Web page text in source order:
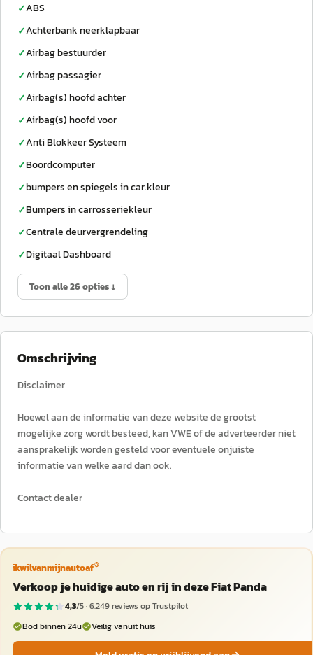
✓ABS
✓Achterbank neerklapbaar
✓Airbag bestuurder
✓Airbag passagier
✓Airbag(s) hoofd achter
✓Airbag(s) hoofd voor
✓Anti Blokkeer Systeem
✓Boordcomputer
✓bumpers en spiegels in car.kleur
✓Bumpers in carrosseriekleur
✓Centrale deurvergrendeling
✓Digitaal Dashboard
Toon alle 26 opties ↓
Omschrijving
Disclaimer
Hoewel aan de informatie van deze website de grootst
mogelijke zorg wordt besteed, kan VWE of de adverteerder niet
aansprakelijk worden gesteld voor eventuele onjuiste
informatie van welke aard dan ook.
Contact dealer
ikwilvanmijnautoaf®
Verkoop je huidige auto en rij in deze Fiat Panda
4,3/5 ·6.249reviews op Trustpilot
Bod binnen 24u
Veilig vanuit huis